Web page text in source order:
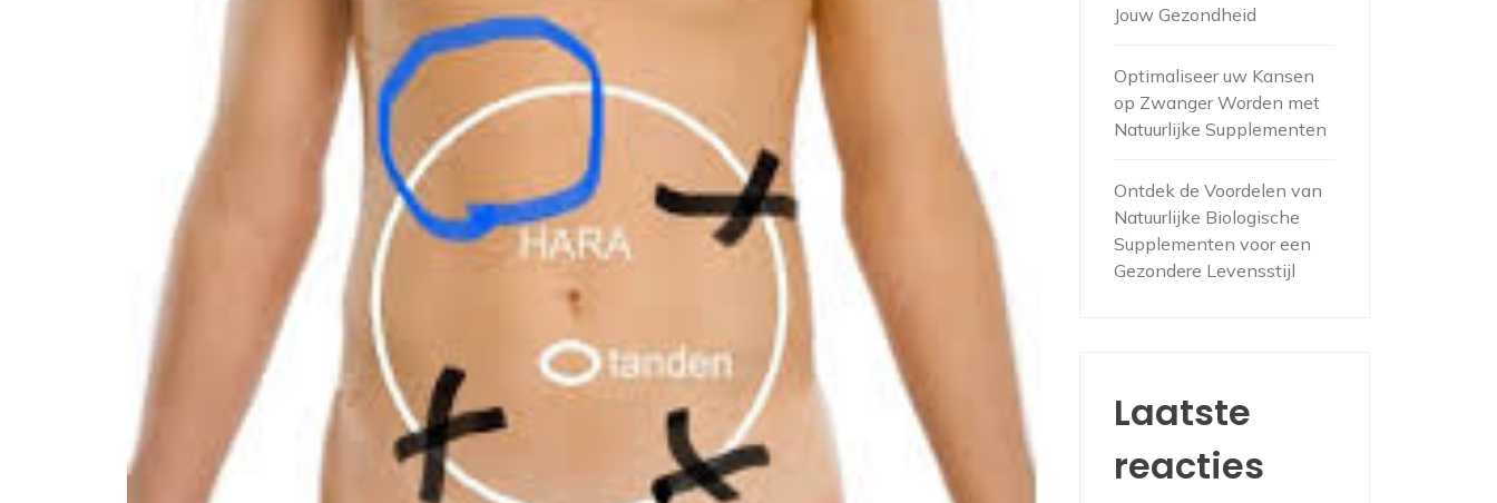
Jouw Gezondheid
Optimaliseer uw Kansen
op Zwanger Worden met
Natuurlijke Supplementen
Ontdek de Voordelen van
Natuurlijke Biologische
Supplementen voor een
Gezondere Levensstijl
Laatste
reacties